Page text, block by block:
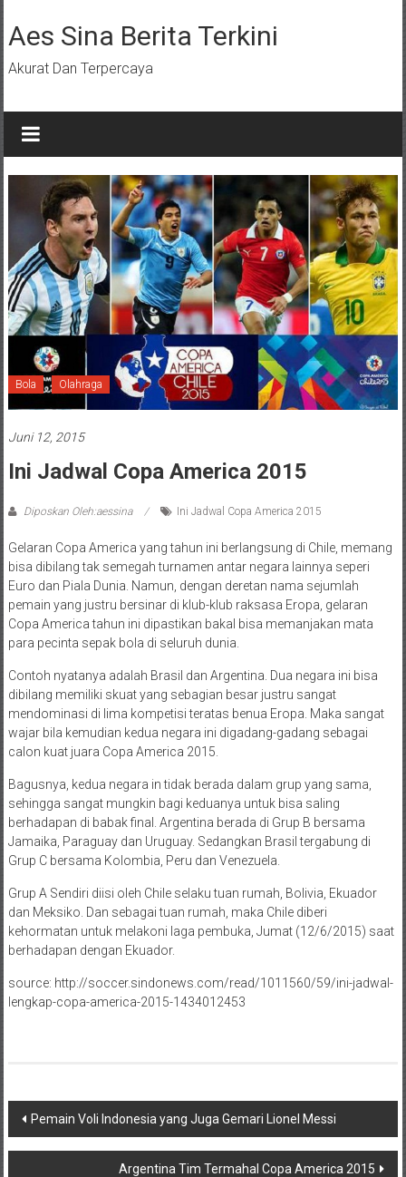
ke
konten
Aes Sina Berita Terkini
Akurat Dan Terpercaya
Bola Olahraga
Juni 12, 2015
Ini Jadwal Copa America 2015
Diposkan Oleh:aessina Ini Jadwal Copa America 2015
Gelaran Copa America yang tahun ini berlangsung di Chile, memang
bisa dibilang tak semegah turnamen antar negara lainnya seperi
Euro dan Piala Dunia. Namun, dengan deretan nama sejumlah
pemain yang justru bersinar di klub-klub raksasa Eropa, gelaran
Copa America tahun ini dipastikan bakal bisa memanjakan mata
para pecinta sepak bola di seluruh dunia.
Contoh nyatanya adalah Brasil dan Argentina. Dua negara ini bisa
dibilang memiliki skuat yang sebagian besar justru sangat
mendominasi di lima kompetisi teratas benua Eropa. Maka sangat
wajar bila kemudian kedua negara ini digadang-gadang sebagai
calon kuat juara Copa America 2015.
Bagusnya, kedua negara in tidak berada dalam grup yang sama,
sehingga sangat mungkin bagi keduanya untuk bisa saling
berhadapan di babak final. Argentina berada di Grup B bersama
Jamaika, Paraguay dan Uruguay. Sedangkan Brasil tergabung di
Grup C bersama Kolombia, Peru dan Venezuela.
Grup A Sendiri diisi oleh Chile selaku tuan rumah, Bolivia, Ekuador
dan Meksiko. Dan sebagai tuan rumah, maka Chile diberi
kehormatan untuk melakoni laga pembuka, Jumat (12/6/2015) saat
berhadapan dengan Ekuador.
source: http://soccer.sindonews.com/read/1011560/59/ini-jadwal-
lengkap-copa-america-2015-1434012453
Navigasi
pos
Pemain Voli Indonesia yang Juga Gemari Lionel Messi
Argentina Tim Termahal Copa America 2015